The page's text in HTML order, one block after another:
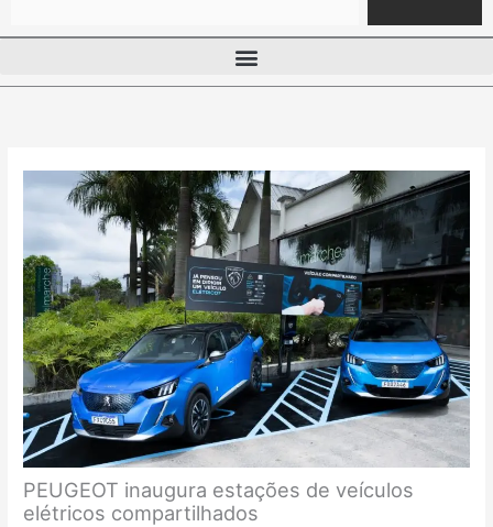
PEUGEOT inaugura estações de veículos
elétricos compartilhados